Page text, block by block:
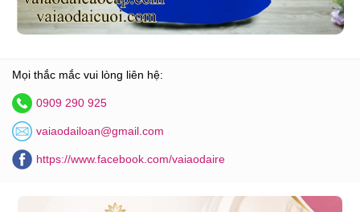
Mọi thắc mắc vui lòng liên hệ:
0909 290 925
vaiaodailoan@gmail.com
https://www.facebook.com/vaiaodaire